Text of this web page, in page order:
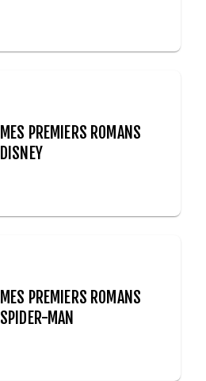
MES PREMIERS ROMANS
DISNEY
MES PREMIERS ROMANS
SPIDER-MAN